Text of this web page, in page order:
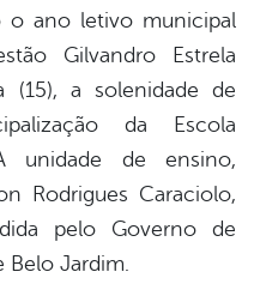
o ano letivo municipal
Gilvandro Estrela
(15), a solenidade de
da Escola
unidade de ensino,
Rodrigues Caraciolo,
pelo Governo de
Belo Jardim.